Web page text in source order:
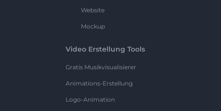
Website
Mockup
Video Erstellung Tools
Gratis Musikvisualisierer
Animations-Erstellung
Logo-Animation